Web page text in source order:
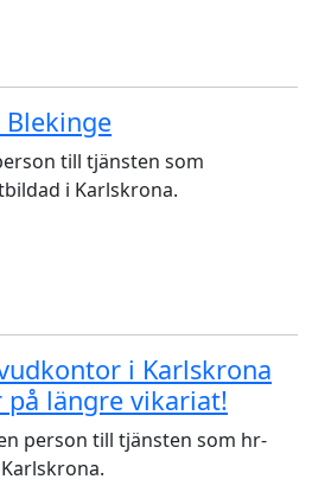
till tjänsten som
i Karlskrona.
i Karlskrona
på längre vikariat!
person till tjänsten som hr-